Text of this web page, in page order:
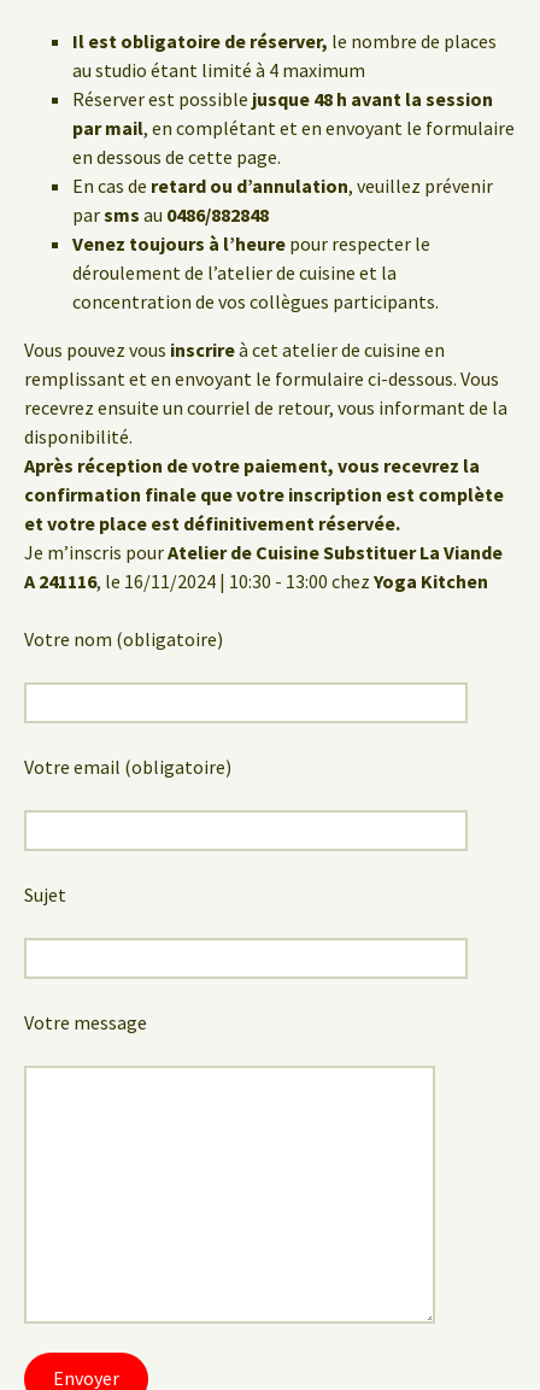
Il est obligatoire de réserver, le nombre de places
au studio étant limité à 4 maximum
Réserver est possible jusque 48 h avant la session
par mail, en complétant et en envoyant le formulaire
en dessous de cette page.
En cas de retard ou d’annulation, veuillez prévenir
parsms au 0486/882848
Venez toujours à l’heure pour respecter le
déroulement de l’atelier de cuisine et la
concentration de vos collègues participants.
Vous pouvez vous inscrireà cet atelier de cuisine en
remplissant et en envoyant le formulaire ci-dessous. Vous
recevrez ensuite un courriel de retour, vous informant de la
disponibilité.
Après réception de votre paiement, vous recevrez la
confirmation finale que votre inscription est complète
et votre place est définitivement réservée.
Je m’inscris pourAtelier de Cuisine Substituer La Viande
A 241116, le 16/11/2024 | 10:30 - 13:00 chez Yoga Kitchen
Votre nom (obligatoire)
Votre email (obligatoire)
Sujet
Votre message